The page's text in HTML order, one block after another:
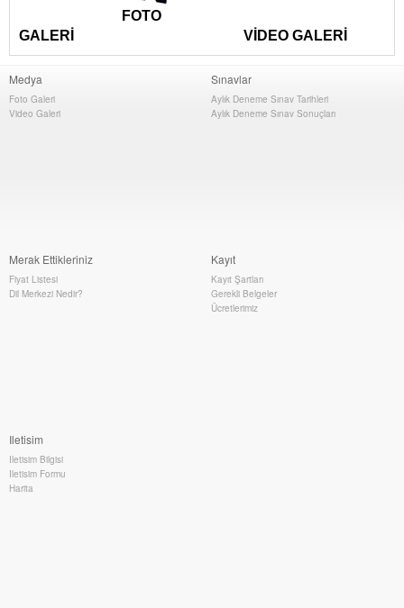
FOTO
GALERİ VİDEO GALERİ
Medya
Foto Galeri
Video Galeri
Sınavlar
Aylık Deneme Sınav Tarihleri
Aylık Deneme Sınav Sonuçları
Merak Ettikleriniz
Fiyat Listesi
Dil Merkezi Nedir?
Kayıt
Kayıt Şartları
Gerekli Belgeler
Ücretlerimiz
Iletisim
Iletisim Bilgisi
Iletisim Formu
Harita